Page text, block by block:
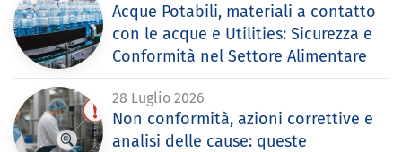
Acque Potabili, materiali a contatto
con le acque e Utilities: Sicurezza e
Conformità nel Settore Alimentare
28 Luglio 2026
Non conformità, azioni correttive e
analisi delle cause: queste